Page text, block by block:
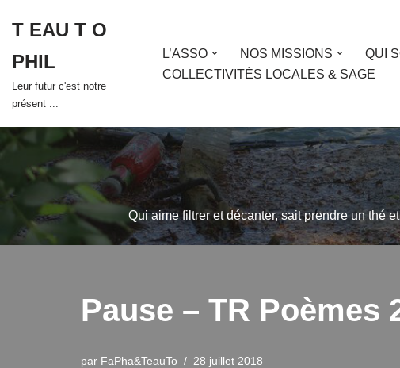
au
contenu
T EAU T O
PHIL
Leur futur c'est notre
présent ...
L’ASSO NOS MISSIONS QUI
COLLECTIVITÉS LOCALES & SAGE
Qui aime filtrer et décanter, sait prendre un thé
Pause – TR Poèmes
par FaPha&TeauTo 28 juillet 2018